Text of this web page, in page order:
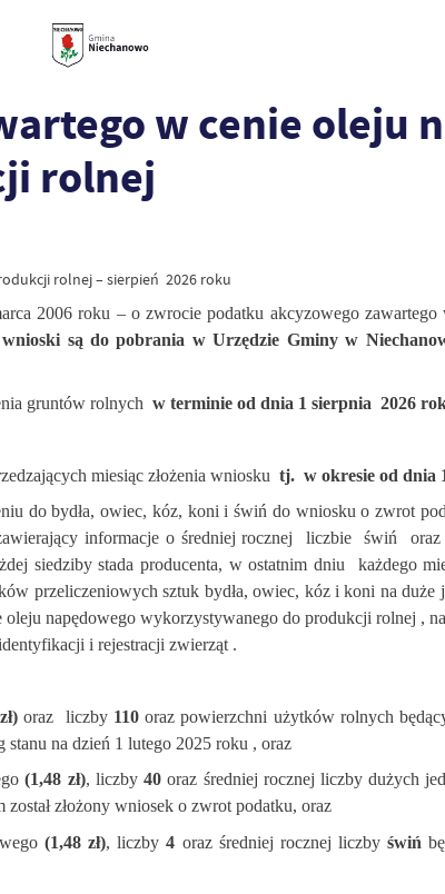
w cenie oleju
rolnej
rolnej – sierpień 2026 roku
2006 roku – o zwrocie podatku akcyzowego
wnioski są do pobrania w Urzędzie Gminy w
gruntów rolnych w terminie od dnia 1 sierpnia 2026
miesiąc złożenia wniosku tj. w okresie od dnia
do bydła, owiec, kóz, koni i świń do wniosku o zwrot
informacje o średniej rocznej
liczbie świń
siedziby stada producenta, w ostatnim dniu
każdego
przeliczeniowych sztuk bydła, owiec, kóz i koni na duże
napędowego wykorzystywanego do produkcji rolnej ,
i rejestracji zwierząt .
oraz liczby 110oraz powierzchni użytków rolnych
na dzień 1 lutego 2025 roku , oraz
(1,48 zł), liczby40 oraz średniej rocznej liczby dużych
złożony wniosek o zwrot podatku, oraz
(1,48 zł), liczby4 oraz średniej rocznej liczbyświń